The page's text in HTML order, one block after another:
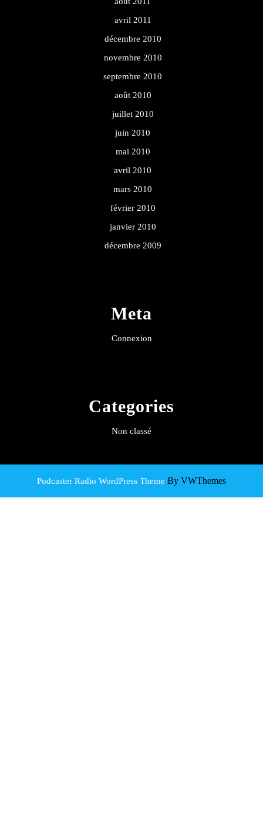
avril 2011
décembre 2010
novembre 2010
septembre 2010
août 2010
juillet 2010
juin 2010
mai 2010
avril 2010
mars 2010
février 2010
janvier 2010
décembre 2009
Meta
Connexion
Categories
Non classé
Podcaster Radio WordPress Theme By VWThemes